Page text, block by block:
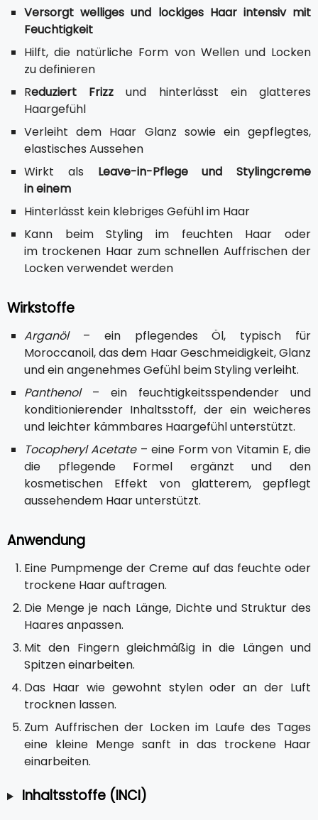
Versorgt welliges und lockiges Haar intensiv mit
Feuchtigkeit
Hilft, die natürliche Form von Wellen und Locken
zu definieren
Reduziert Frizz und hinterlässt ein glatteres
Haargefühl
Verleiht dem Haar Glanz sowie ein gepflegtes,
elastisches Aussehen
Wirkt als Leave-in-Pflege und Stylingcreme
in einem
Hinterlässt kein klebriges Gefühl im Haar
Kann beim Styling im feuchten Haar oder
im trockenen Haar zum schnellen Auffrischen der
Locken verwendet werden
Wirkstoffe
Arganöl– ein pflegendes Öl, typisch für
Moroccanoil, das dem Haar Geschmeidigkeit, Glanz
und ein angenehmes Gefühl beim Styling verleiht.
Panthenol– ein feuchtigkeitsspendender und
konditionierender Inhaltsstoff, der ein weicheres
und leichter kämmbares Haargefühl unterstützt.
Tocopheryl Acetate– eine Form von Vitamin E, die
die pflegende Formel ergänzt und den
kosmetischen Effekt von glatterem, gepflegt
aussehendem Haar unterstützt.
Anwendung
Eine Pumpmenge der Creme auf das feuchte oder
trockene Haar auftragen.
Die Menge je nach Länge, Dichte und Struktur des
Haares anpassen.
Mit den Fingern gleichmäßig in die Längen und
Spitzen einarbeiten.
Das Haar wie gewohnt stylen oder an der Luft
trocknen lassen.
Zum Auffrischen der Locken im Laufe des Tages
eine kleine Menge sanft in das trockene Haar
einarbeiten.
Inhaltsstoffe (INCI)